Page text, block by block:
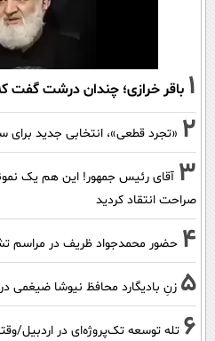
1 باقر خرازی؛ چندان درشت گفت
2 «تجرد قطعی»، انتخابی جدید
3 آقای رئیس جمهور! این هم یک
صراحت انتقاد کردید
4 حضور محمدجواد ظریف در مراسم
5 زنِ بادیگارد محافظ نیوشا
6 تله توسعه تک‌پروژه‌ای در اردبیل/